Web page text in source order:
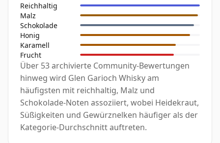
Reichhaltig
Malz
Schokolade
Honig
Karamell
Frucht
Über 53 archivierte Community-Bewertungen
hinweg wird Glen Garioch Whisky am
häufigsten mit reichhaltig, Malz und
Schokolade-Noten assoziiert, wobei Heidekraut,
Süßigkeiten und Gewürznelken häufiger als der
Kategorie-Durchschnitt auftreten.